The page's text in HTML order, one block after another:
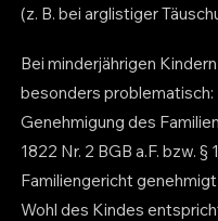
(z. B. bei arglistiger
Bei minderjährigen
besonders
Genehmigung des
1822 Nr. 2 BGB a.F. bzw. §
Familiengericht
Wohl des Kindes